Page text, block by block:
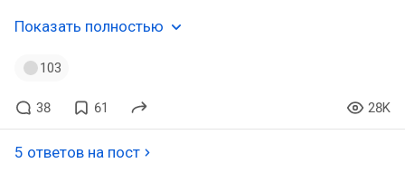
Показать полностью
103
38 61 28K
5 ответов на пост